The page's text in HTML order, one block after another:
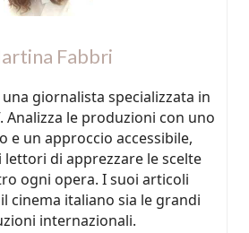
Fabbri
giornalista specializzata in
Analizza le produzioni con uno
e un approccio accessibile,
di apprezzare le scelte
ogni opera. I suoi articoli
cinema italiano sia le grandi
internazionali.